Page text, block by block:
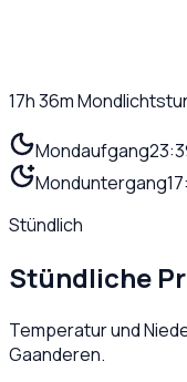
17h 36m
Mondaufgang
Monduntergang
Stündlich
Stündliche
Temperatur und
Gaanderen.